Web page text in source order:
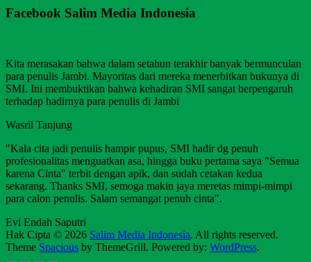
Facebook Salim Media Indonesia
Kita merasakan bahwa dalam setahun terakhir banyak bermunculan
para penulis Jambi. Mayoritas dari mereka menerbitkan bukunya di
SMI. Ini membuktikan bahwa kehadiran SMI sangat berpengaruh
terhadap hadirnya para penulis di Jambi
Wasril Tanjung
"Kala cita jadi penulis hampir pupus, SMI hadir dg penuh
profesionalitas menguatkan asa, hingga buku pertama saya "Semua
karena Cinta" terbit dengan apik, dan sudah cetakan kedua
sekarang. Thanks SMI, semoga makin jaya meretas mimpi-mimpi
para calon penulis. Salam semangat penuh cinta".
Evi Endah Saputri
Hak Cipta © 2026 Salim Media Indonesia. All rights reserved.
Theme Spacious by ThemeGrill. Powered by: WordPress.